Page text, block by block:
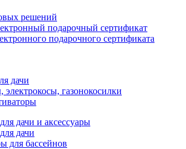
решений
подарочный сертификат
дачи
газонокосилки
дачи и аксессуары
дачи
для бассейнов